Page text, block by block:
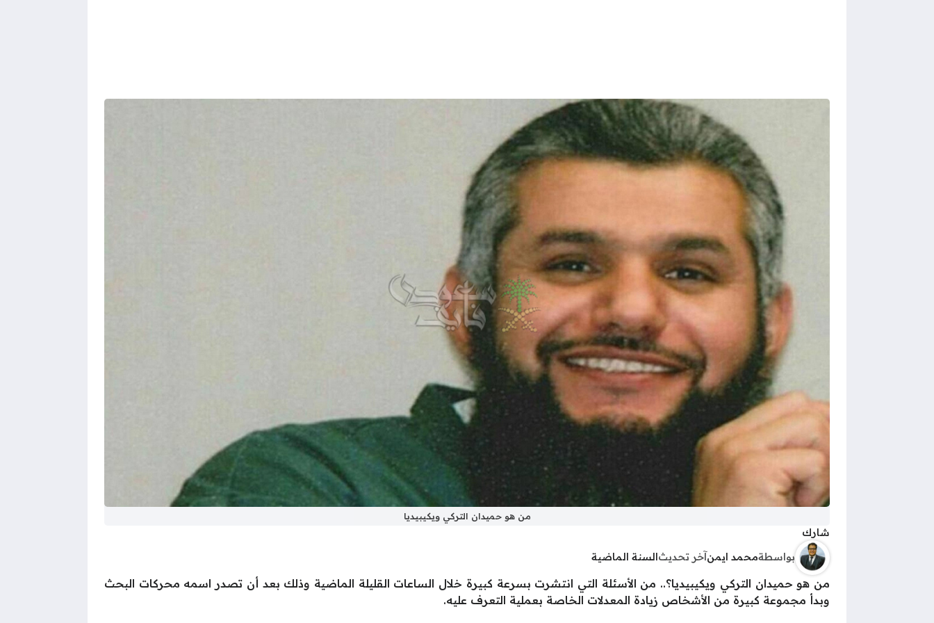
من هو حميدان التركي ويكيبيديا
شارك
بواسطةمحمد ايمن آخر تحديث السنة الماضية
من هو حميدان التركي ويكيبيديا؟.. من الأسئلة التي انتشرت بسرعة كبيرة خلال الساعات القليلة الماضية وذلك بعد أن تصدر اسمه محركات البحث
وبدأ مجموعة كبيرة من الأشخاص زيادة المعدلات الخاصة بعملية التعرف عليه.